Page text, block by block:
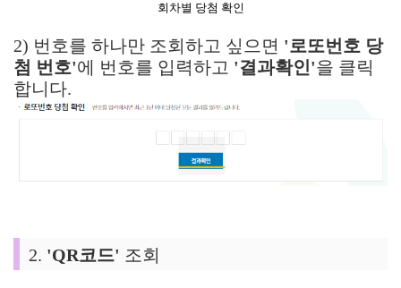
회차별 당첨 확인
2) 번호를 하나만 조회하고 싶으면 '로또번호 당
첨 번호'에 번호를 입력하고 '결과확인'을 클릭
합니다.
2. 'QR코드' 조회